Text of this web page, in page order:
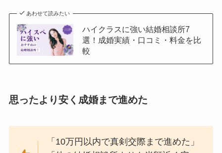
あわせて読みたい
ハイクラスに強い結婚相談所7
選！成婚実績・口コミ・料金を比
較
思ったより安く成婚まで進めた
「10万円以内で真剣交際まで進めた」